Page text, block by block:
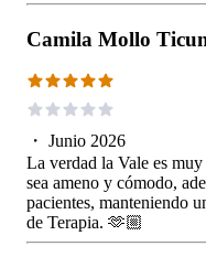
Camila Mollo
・ Junio 2026
La verdad la Vale es
sea ameno y cómodo,
pacientes, manteniendo
de Terapia. 🫶🏼